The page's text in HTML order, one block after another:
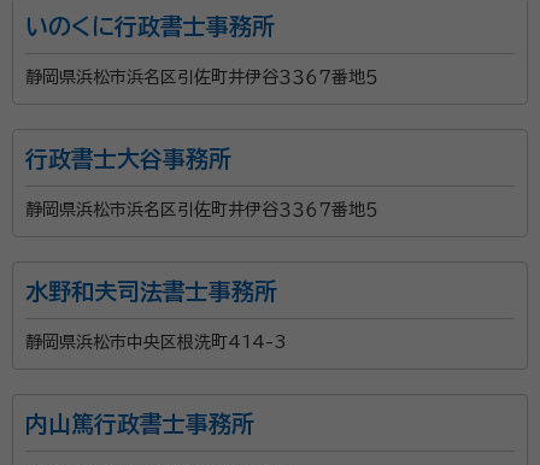
いのくに行政書士事務所
静岡県浜松市浜名区引佐町井伊谷３３６７番地５
行政書士大谷事務所
静岡県浜松市浜名区引佐町井伊谷３３６７番地５
水野和夫司法書士事務所
静岡県浜松市中央区根洗町414-3
内山篤行政書士事務所